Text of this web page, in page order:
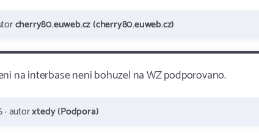
cherry80.euweb.cz (cherry80.euweb.cz)
na interbase neni bohuzel na WZ podporovano.
· autorxtedy (Podpora)